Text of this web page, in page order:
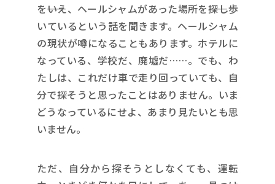
を――いえ、ヘールシャムがあった場所を――探し歩
いているという話を聞きます。ヘールシャム
の現状が噂になることもあります。ホテルに
なっている、学校だ、廃墟だ……。でも、わ
たしは、これだけ車で走り回っていても、自
分で探そうと思ったことはありません。いま
どうなっているにせよ、あまり見たいとも思
いません。
ただ、自分から探そうとしなくても、運転